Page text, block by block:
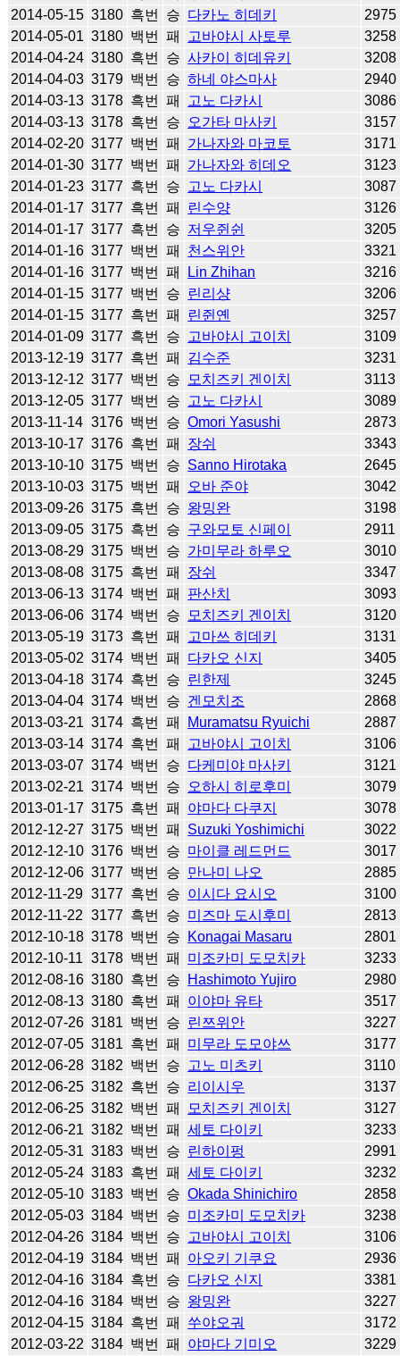
2014-05-15 3180 흑번 승 다카노 히데키
2975
2014-05-01 3180 백번 패 고바야시 사토루
3258
2014-04-24 3180 흑번 승 사카이 히데유키
3208
2014-04-03 3179 백번 승 하네 야스마사
2940
2014-03-13 3178 흑번 패 고노 다카시
3086
2014-03-13 3178 흑번 승 오가타 마사키
3157
2014-02-20 3177 백번 패 가나자와 마코토
3171
2014-01-30 3177 백번 패 가나자와 히데오
3123
2014-01-23 3177 흑번 승 고노 다카시
3087
2014-01-17 3177 흑번 패 린수양
3126
2014-01-17 3177 흑번 승 저우쥔쉰
3205
2014-01-16 3177 백번 패 천스위안
3321
2014-01-16 3177 백번 패 Lin Zhihan
3216
2014-01-15 3177 백번 승 린리샹
3206
2014-01-15 3177 흑번 패 린쥔옌
3257
2014-01-09 3177 흑번 승 고바야시 고이치
3109
2013-12-19 3177 흑번 패 김수준
3231
2013-12-12 3177 백번 승 모치즈키 겐이치
3113
2013-12-05 3177 백번 승 고노 다카시
3089
2013-11-14 3176 백번 승 Omori Yasushi
2873
2013-10-17 3176 흑번 패 장쉬
3343
2013-10-10 3175 백번 승 Sanno Hirotaka
2645
2013-10-03 3175 백번 패 오바 준야
3042
2013-09-26 3175 흑번 승 왕밍완
3198
2013-09-05 3175 흑번 승 구와모토 신페이
2911
2013-08-29 3175 백번 승 가미무라 하루오
3010
2013-08-08 3175 흑번 패 장쉬
3347
2013-06-13 3174 백번 패 판산치
3093
2013-06-06 3174 백번 승 모치즈키 겐이치
3120
2013-05-19 3173 흑번 패 고마쓰 히데키
3131
2013-05-02 3174 백번 패 다카오 신지
3405
2013-04-18 3174 흑번 승 린한제
3245
2013-04-04 3174 백번 승 겐모치조
2868
2013-03-21 3174 흑번 패 Muramatsu Ryuichi
2887
2013-03-14 3174 흑번 패 고바야시 고이치
3106
2013-03-07 3174 백번 승 다케미야 마사키
3121
2013-02-21 3174 백번 승 오하시 히로후미
3079
2013-01-17 3175 흑번 패 야마다 다쿠지
3078
2012-12-27 3175 백번 패 Suzuki Yoshimichi
3022
2012-12-10 3176 백번 승 마이클 레드먼드
3017
2012-12-06 3177 백번 승 만나미 나오
2885
2012-11-29 3177 흑번 승 이시다 요시오
3100
2012-11-22 3177 흑번 승 미즈마 도시후미
2813
2012-10-18 3178 백번 승 Konagai Masaru
2801
2012-10-11 3178 백번 패 미조카미 도모치카
3233
2012-08-16 3180 흑번 승 Hashimoto Yujiro
2980
2012-08-13 3180 흑번 패 이야마 유타
3517
2012-07-26 3181 백번 승 린쯔위안
3227
2012-07-05 3181 흑번 패 미무라 도모야쓰
3177
2012-06-28 3182 백번 승 고노 미츠키
3110
2012-06-25 3182 흑번 승 리이시우
3137
2012-06-25 3182 백번 패 모치즈키 겐이치
3127
2012-06-21 3182 백번 패 세토 다이키
3233
2012-05-31 3183 백번 승 린하이펑
2991
2012-05-24 3183 흑번 패 세토 다이키
3232
2012-05-10 3183 백번 승 Okada Shinichiro
2858
2012-05-03 3184 백번 승 미조카미 도모치카
3238
2012-04-26 3184 백번 승 고바야시 고이치
3106
2012-04-19 3184 백번 패 아오키 기쿠요
2936
2012-04-16 3184 흑번 승 다카오 신지
3381
2012-04-16 3184 백번 승 왕밍완
3227
2012-04-15 3184 흑번 패 쑤야오궈
3172
2012-03-22 3184 백번 패 야마다 기미오
3229